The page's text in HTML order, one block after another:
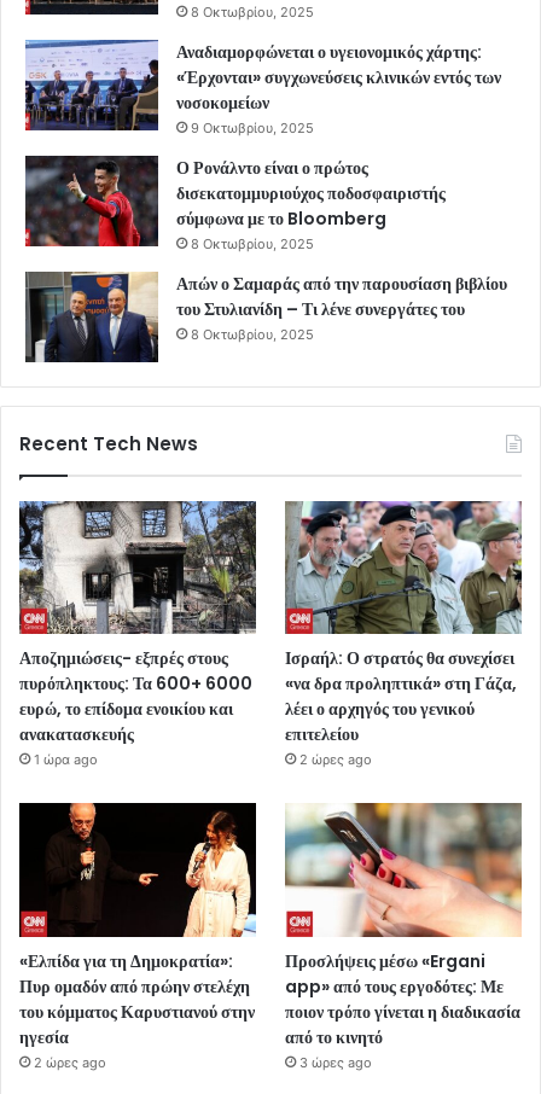
8 Οκτωβρίου, 2025
Αναδιαμορφώνεται ο υγειονομικός χάρτης:
«Έρχονται» συγχωνεύσεις κλινικών εντός των
νοσοκομείων
9 Οκτωβρίου, 2025
Ο Ρονάλντο είναι ο πρώτος
δισεκατομμυριούχος ποδοσφαιριστής
σύμφωνα με το Bloomberg
8 Οκτωβρίου, 2025
Απών ο Σαμαράς από την παρουσίαση βιβλίου
του Στυλιανίδη – Τι λένε συνεργάτες του
8 Οκτωβρίου, 2025
Recent Tech News
Αποζημιώσεις- εξπρές στους
πυρόπληκτους: Τα 600+ 6000
ευρώ, το επίδομα ενοικίου και
ανακατασκευής
1 ώρα ago
Ισραήλ: Ο στρατός θα συνεχίσει
«να δρα προληπτικά» στη Γάζα,
λέει ο αρχηγός του γενικού
επιτελείου
2 ώρες ago
«Ελπίδα για τη Δημοκρατία»:
Πυρ ομαδόν από πρώην στελέχη
του κόμματος Καρυστιανού στην
ηγεσία
2 ώρες ago
Προσλήψεις μέσω «Ergani
app» από τους εργοδότες: Με
ποιον τρόπο γίνεται η διαδικασία
από το κινητό
3 ώρες ago